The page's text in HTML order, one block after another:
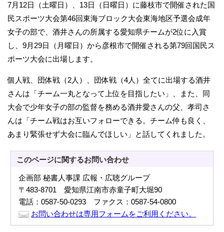
7月12日（土曜日）、13日（日曜日）に藤枝市で開催された国
民スポーツ大会第46回東海ブロック大会東海地区予選会成年
女子の部で、酒井さんの所属する愛知県チームが2位に入賞
し、9月29日（月曜日）から彦根市で開催される第79回国民ス
ポーツ大会に出場します。
個人戦、団体戦（2人）、団体戦（4人）全てに出場する酒井
さんは「チーム一丸となって上位を目指したい」、また、同
大会で少年女子の部の監督を務める酒井愛さんの父、孝司さ
んは「チーム戦はお互いフォローできる。チーム仲も良く、
あまり緊張せず大会に臨んでほしい」と話してくれました。
このページに関するお問い合わせ
企画部 秘書人事課 広報・広聴グループ
〒483-8701 愛知県江南市赤童子町大堀90
電話：0587-50-0293 ファクス：0587-54-0800
お問い合わせは専用フォームをご利用ください。